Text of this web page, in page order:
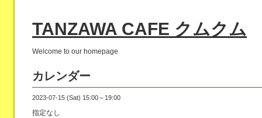
TANZAWA CAFE クムクム
Welcome to our homepage
カレンダー
2023-07-15 (Sat) 15:00～19:00
指定なし